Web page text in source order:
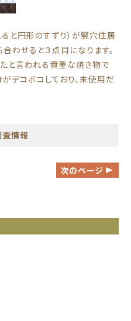
と円形のすずり）が竪穴住居
わせると３点目になります。
と言われる貴重な焼き物で
デコボコしており、未使用だ
査情報
次のページ